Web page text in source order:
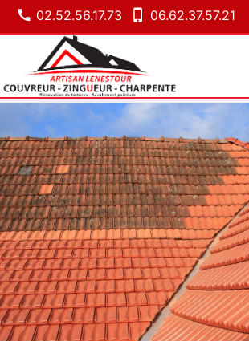
02.52.56.17.73 06.62.37.57.21